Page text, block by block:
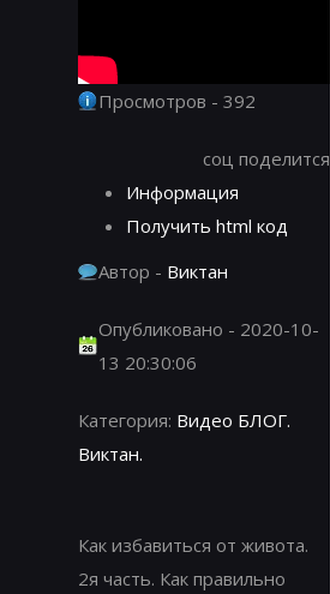
Просмотров - 392
соц поделится
Информация
Получить html код
Автор - Виктан
Опубликовано - 2020-10-
13 20:30:06
Категория: Видео БЛОГ.
Виктан.
Как избавиться от живота.
2я часть. Как правильно